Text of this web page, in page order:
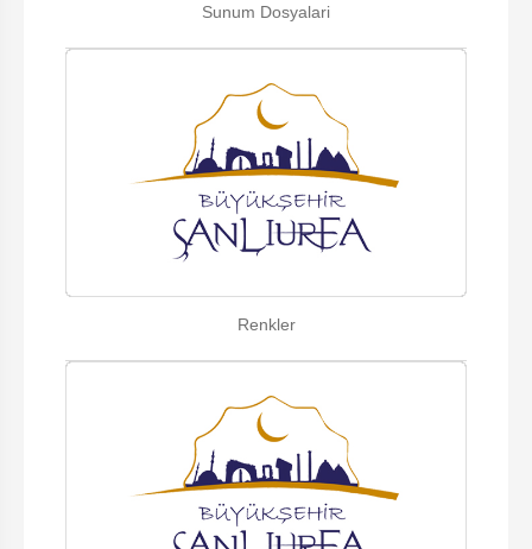
Sunum Dosyalari
Renkler